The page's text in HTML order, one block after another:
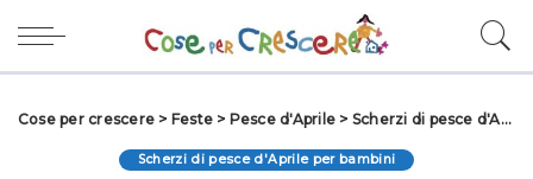
Cose per crescere > Feste > Pesce d'Aprile > Scherzi di pesce d'Aprile per bambini
Scherzi di pesce d'Aprile per bambini